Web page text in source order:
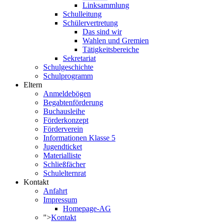
Linksammlung
Schulleitung
Schülervertretung
Das sind wir
Wahlen und Gremien
Tätigkeitsbereiche
Sekretariat
Schulgeschichte
Schulprogramm
Eltern
Anmeldebögen
Begabtenförderung
Buchausleihe
Förderkonzept
Förderverein
Informationen Klasse 5
Jugendticket
Materialliste
Schließfächer
Schulelternrat
Kontakt
Anfahrt
Impressum
Homepage-AG
">Kontakt